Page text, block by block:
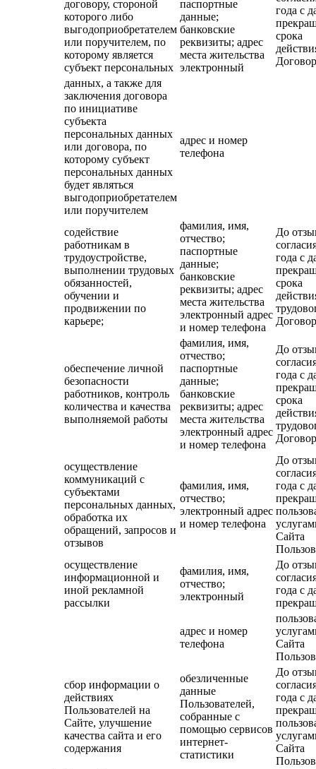
договору, стороной
которого либо
выгодоприобретателем
или поручителем, по
которому является
субъект персональных
паспортные
данные;
банковские
реквизиты; адрес
места жительства
электронный
года с
срока
данных, а также для
заключения договора
по инициативе
субъекта
персональных данных
или договора, по
которому субъект
персональных данных
будет являться
выгодоприобретателем
или поручителем
адрес и номер
телефона
содействие
работникам в
трудоустройстве,
выполнении трудовых
обязанностей,
обучении и
продвижении по
карьере;
фамилия, имя,
отчество;
паспортные
данные;
банковские
реквизиты; адрес
места жительства
электронный адрес
и номер телефона
До
года с
срока
обеспечение личной
безопасности
работников, контроль
количества и качества
выполняемой работы
фамилия, имя,
отчество;
паспортные
данные;
банковские
реквизиты; адрес
места жительства
электронный адрес
и номер телефона
До
года с
срока
осуществление
коммуникаций с
субъектами
персональных данных,
обработка их
обращений, запросов и
отзывов
фамилия, имя,
отчество;
электронный адрес
и номер телефона
До
года с
Сайта
осуществление
информационной и
иной рекламной
рассылки
фамилия, имя,
отчество;
электронный
До
года с
адрес и номер
телефона
Сайта
сбор информации о
действиях
Пользователей на
Сайте, улучшение
качества сайта и его
содержания
обезличенные
данные
Пользователей,
собранные с
помощью сервисов
интернет-
статистики
До
года с
Сайта